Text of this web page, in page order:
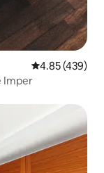
Ukadiriaji wa
4.85 (439)
Imper